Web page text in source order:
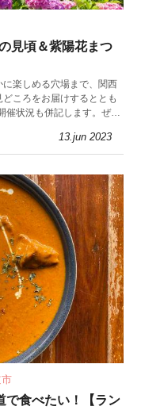
見頃＆紫陽花まつ
楽しめる穴場まで、関西
ころをお届けするととも
催状況も併記します。ぜひ
13.jun 2023
市
で食べたい！【ラン